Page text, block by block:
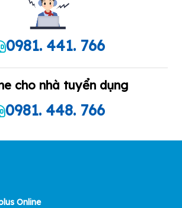
0981. 441. 766
cho nhà tuyển dụng
0981. 448. 766
Online